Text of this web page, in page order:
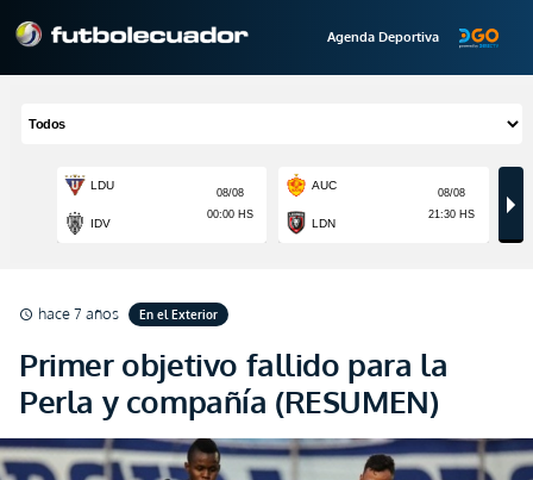
Agenda Deportiva
schedule hace 7 años En el Exterior
Primer objetivo fallido para la
Perla y compañía (RESUMEN)